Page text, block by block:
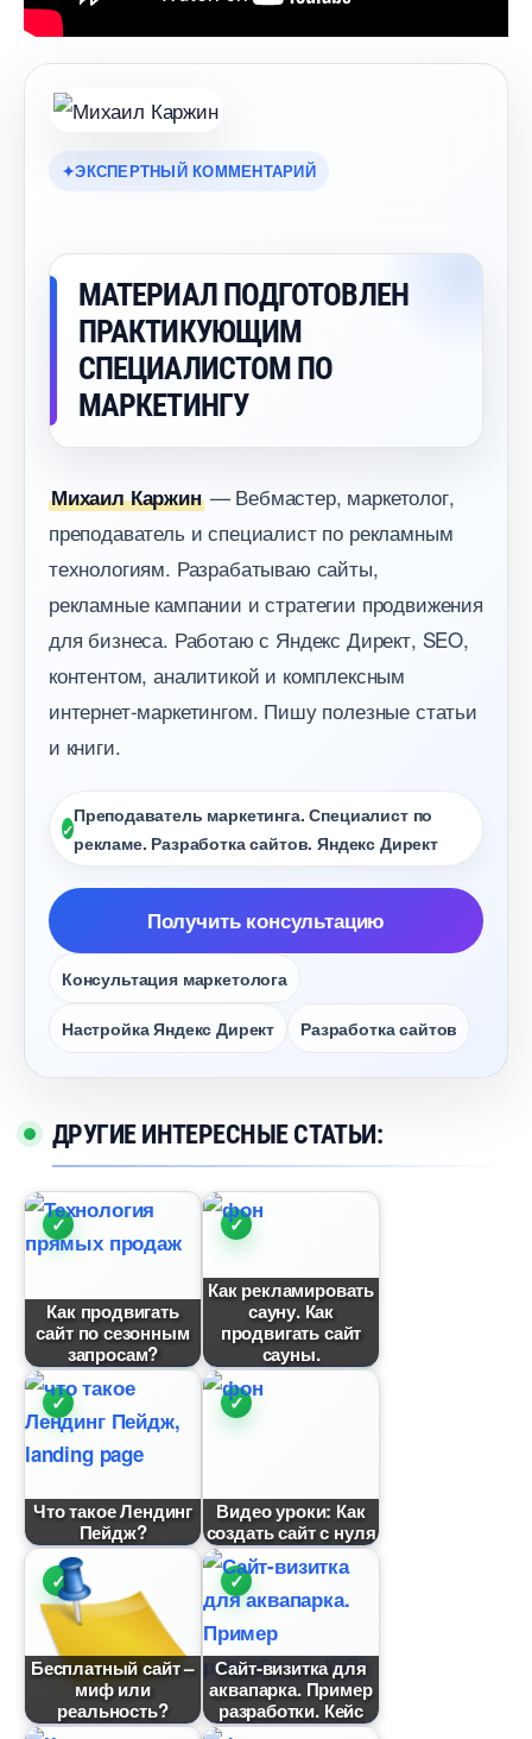
ЭКСПЕРТНЫЙ КОММЕНТАРИЙ
МАТЕРИАЛ ПОДГОТОВЛЕН
ПРАКТИКУЮЩИМ
СПЕЦИАЛИСТОМ ПО
МАРКЕТИНГУ
Михаил Каржин— Вебмастер, маркетолог,
преподаватель и специалист по рекламным
технологиям. Разрабатываю сайты,
рекламные кампании и стратегии продвижения
для бизнеса. Работаю с Яндекс Директ, SEO,
контентом, аналитикой и комплексным
интернет-маркетингом. Пишу полезные статьи
и книги.
Преподаватель маркетинга. Специалист по
рекламе. Разработка сайтов. Яндекс Директ
Получить консультацию
Консультация маркетолога
Настройка Яндекс Директ Разработка сайто
ДРУГИЕ ИНТЕРЕСНЫЕ СТАТЬИ:
Как продвигать
сайт по сезонным
запросам?
Как рекламировать
сауну. Как
продвигать сайт
сауны.
Что такое Лендин
Пейдж?
идео уроки: Как
создать сайт с нуля
Бесплатный сайт –
миф или
реальность?
Сайт-визитка для
аквапарка. Пример
разработки. Кейс